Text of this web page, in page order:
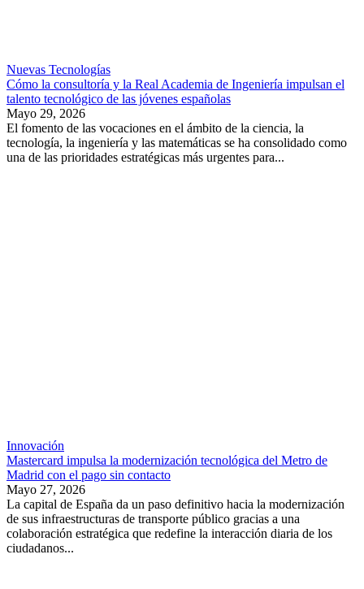
Nuevas Tecnologías
Cómo la consultoría y la Real Academia de Ingeniería impulsan el
talento tecnológico de las jóvenes españolas
Mayo 29, 2026
El fomento de las vocaciones en el ámbito de la ciencia, la
tecnología, la ingeniería y las matemáticas se ha consolidado como
una de las prioridades estratégicas más urgentes para...
Innovación
Mastercard impulsa la modernización tecnológica del Metro de
Madrid con el pago sin contacto
Mayo 27, 2026
La capital de España da un paso definitivo hacia la modernización
de sus infraestructuras de transporte público gracias a una
colaboración estratégica que redefine la interacción diaria de los
ciudadanos...